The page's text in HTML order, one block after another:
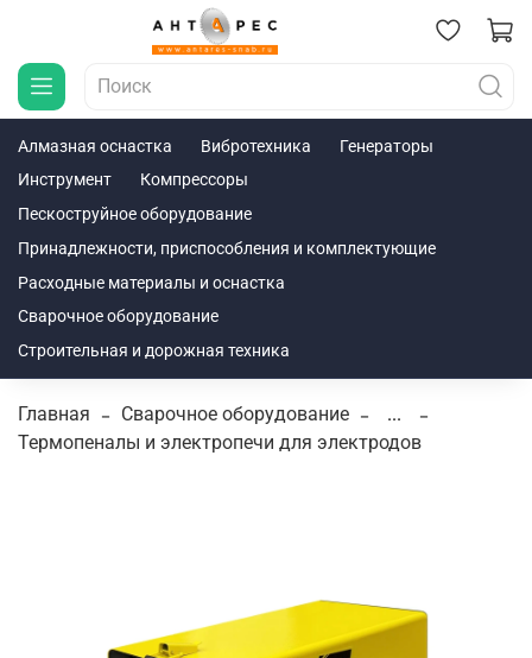
Алмазная оснастка Вибротехника
Генераторы
Инструмент
Компрессоры
Пескоструйное оборудование
Принадлежности, приспособления и комплектующие
Расходные материалы и оснастка
Сварочное оборудование
Строительная и дорожная техника
Главная Сварочное оборудование
...
Термопеналы и электропечи для электродов